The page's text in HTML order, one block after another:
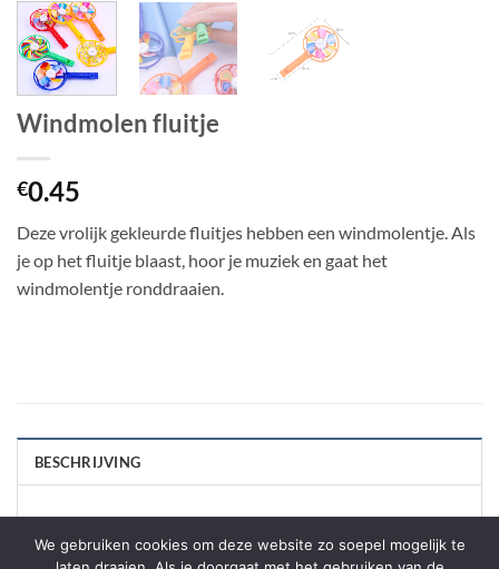
Windmolen fluitje
€0.45
Deze vrolijk gekleurde fluitjes hebben een windmolentje. Als
je op het fluitje blaast, hoor je muziek en gaat het
windmolentje ronddraaien.
BESCHRIJVING
We gebruiken cookies om deze website zo soepel mogelijk te